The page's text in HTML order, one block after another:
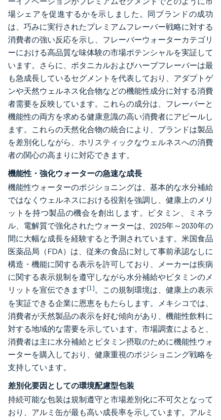
場シェアを促進するかを示しました。同ブランドの成功
は、巧みに実行されたプレミアムフレーバー戦略に対する
消費者の強い反応を示し、フレーバーウォーターカテゴリ
ーにおける高品質な味体験の市場ポテンシャルを実証して
います。さらに、ボタニカルおよびハーブフレーバーは最
も急成長しているセグメントを代表しており、アダプトゲ
ンや天然ウェルネス化合物などの機能性成分に対する消費
者需要を反映しています。これらの成分は、フレーバーと
機能性の両方を求める健康意識の高い消費者にアピールし
ます。これらの天然化合物の統合により、ブランドは製品
を差別化しながら、ホリスティックなウェルネスへの消費
者の関心の高まりに対応できます。
機能性・強化ウォーターの急速な成長
機能性ウォーターのポジショニングは、基本的な水分補給
ではなくウェルネスにおける役割を強調し、健康上のメリ
ットを持つ製品の機会を創出します。ビタミン、ミネラ
ル、電解質で強化されたウォーターは、2025年～2030年の
間に大幅な成長を経験すると予測されています。米国食品
医薬品局（FDA）は、従来の食品に対して事前承認なしに
構造・機能に関する表示を許可しており、メーカーは疾病
に関する表示規制を遵守しながら水分補給やビタミンのメ
リットを宣伝できます[1]。この規制環境は、健康上の表示
を実証できる企業に恩恵をもたらします。メキシコでは、
消費者が天然製品の表示を好む傾向があり、機能性飲料に
対する地域的な需要を示しています。市場調査によると、
消費者は主に水分補給とビタミン摂取のために機能性ウォ
ーターを購入しており、健康重視のポジショニング戦略を
支持しています。
差別化要因としての環境配慮型包装
持続可能な包装は規制遵守と市場差別化に不可欠となって
おり、アルミ缶が最も高い成長率を示しています。アルミ